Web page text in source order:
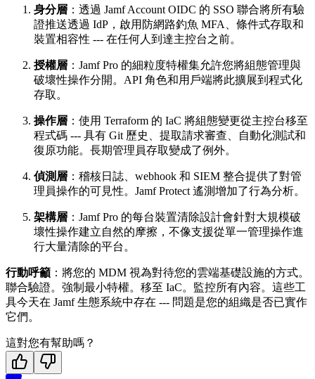
身分層 ：透過 Jamf Account OIDC 的 SSO 聯合將所有驗
證推送透過 IdP，啟用防網路釣魚 MFA、條件式存取和
裝置相容性 --- 在任何人到達主控台之前。
授權層 ：Jamf Pro 的細粒度特權集允許您將組態管理與
破壞性操作分開。API 角色和用戶端將此擴展到程式化
存取。
操作層 ：使用 Terraform 的 IaC 將組態變更從主控台移至
程式碼 --- 具有 Git 歷史、提取請求審查、自動化測試和
復原功能。長期管理員存取變成了例外。
偵測層 ：稽核日誌、webhook 和 SIEM 整合提供了對管
理員操作的可見性。Jamf Protect 遙測增加了行為分析。
架構層 ：Jamf Pro 的每台裝置清除設計會針對大規模破
壞性操作建立自然的摩擦，不像支援從單一管理操作進
行大量清除的平台。
行動呼籲 ：將您的 MDM 視為對待您的雲端基礎設施的方式。
聯合驗證。強制最小特權。移至 IaC。監控所有內容。這些工
具今天在 Jamf 生態系統中存在 --- 問題是您的組織是否已實作
它們。
這對您有幫助嗎？